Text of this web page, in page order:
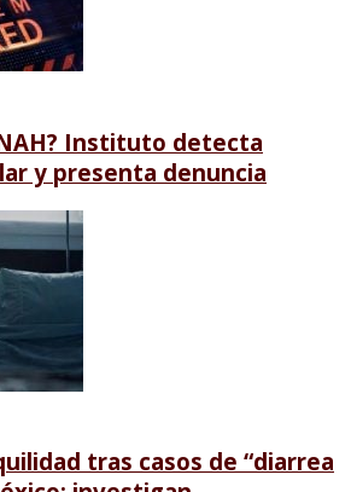
Instituto detecta
y presenta denuncia
tras casos de “diarrea